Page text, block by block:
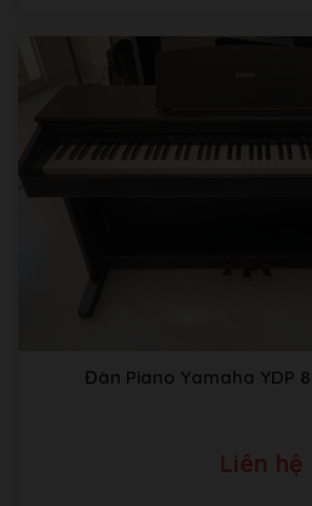
Đàn Piano Yamaha YDP
Liên hệ